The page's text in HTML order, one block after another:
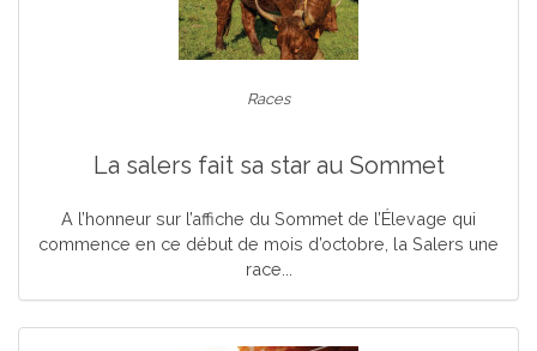
Races
La salers fait sa star au Sommet
A l’honneur sur l’affiche du Sommet de l’Élevage qui
commence en ce début de mois d’octobre, la Salers une
race...